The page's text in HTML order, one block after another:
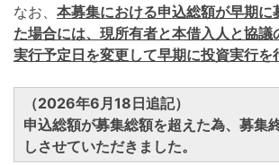
なお、 本募集における申込総額が早期に
た場合には、現所有者と本借入人と協議
実行予定日を変更して早期に投資実行を
（2026年6月18日追記）
申込総額が募集総額を超えた為、募集
しさせていただきました。